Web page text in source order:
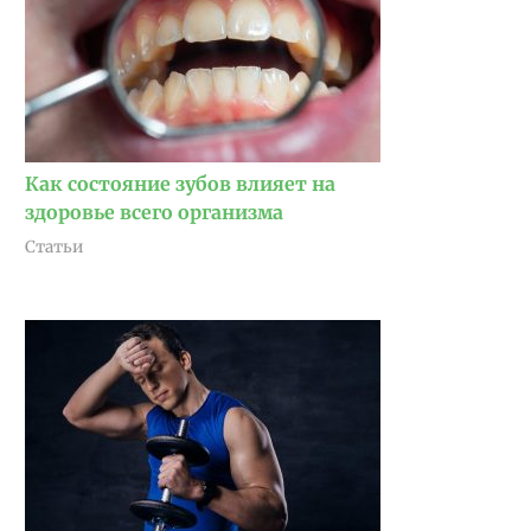
Как состояние зубов влияет на
здоровье всего организма
Статьи